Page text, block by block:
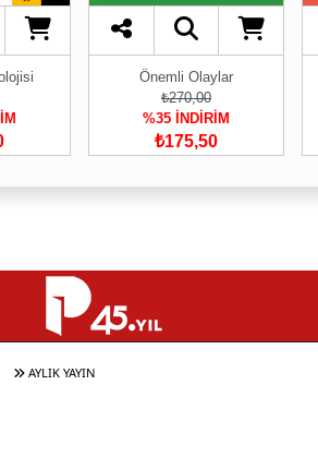
Önemli Olaylar
₺270,00
%35 İNDİRİM
₺175,50
AYLIK YAYIN